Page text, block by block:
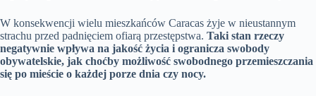
W konsekwencji wielu mieszkańców Caracas żyje w nieustannym
strachu przed padnięciem ofiarą przestępstwa. Taki stan rzeczy
negatywnie wpływa na jakość życia i ogranicza swobody
obywatelskie, jak choćby możliwość swobodnego przemieszczania
się po mieście o każdej porze dnia czy nocy.